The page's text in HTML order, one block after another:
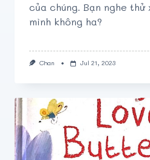
của chúng. Bạn nghe
mình không ha?
Chan Jul 21, 2023